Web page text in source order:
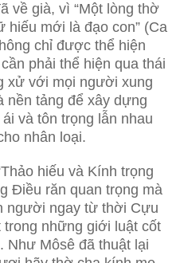
về già, vì “Một lòng thờ
hiếu mới là đạo con” (Ca
chỉ được thể hiện
phải thể hiện qua thái
xử với mọi người xung
nền tảng để xây dựng
và tôn trọng lẫn nhau
nhân loại.
hiếu và Kính trọng
Điều răn quan trọng mà
người ngay từ thời Cựu
những giới luật cốt
Như Môsê đã thuật lại